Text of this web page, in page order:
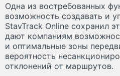
Одна из востребованных
возможность создавать и
StavTrack Online сохранил
дают компаниям
и оптимальные зоны
вероятность
отклонений от маршрутов.